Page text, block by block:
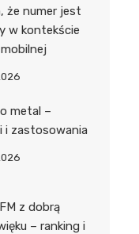
że numer jest
w kontekście
metal –
i zastosowania
z dobrą
– ranking i